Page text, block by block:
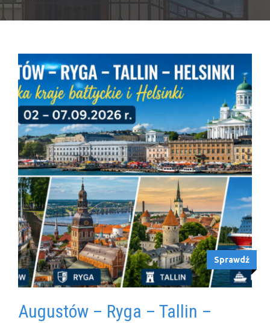
Sprawdź
Augustów – Ryga – Tallin –